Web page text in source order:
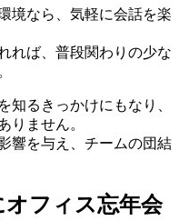
境なら、気軽に会話を楽
れば、普段関わりの少な
知るきっかけにもなり、
りません。
響を与え、チームの団結
フィス忘年会